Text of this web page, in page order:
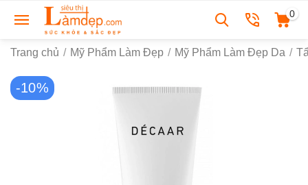
0
Trang chủ / Mỹ Phẩm Làm Đẹp / Mỹ Phẩm Làm Đẹp Da /
-10%